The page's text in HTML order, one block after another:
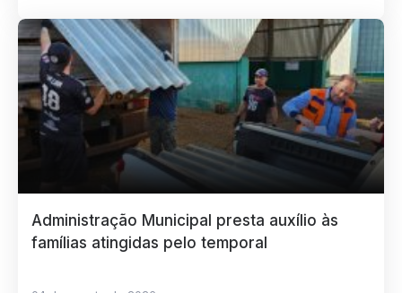
Administração Municipal presta auxílio às
famílias atingidas pelo temporal